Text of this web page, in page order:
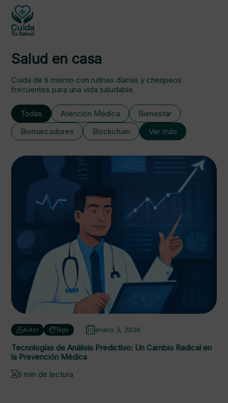
Salud en casa
Cuida de ti mismo con rutinas diarias y chequeos
frecuentes para una vida saludable.
Todas Atención Médica
Bienestar
Biomarcadores
Blockchain Ver más
Autor Tags enero 3, 2026
Tecnologías de Análisis Predictivo: Un Cambio Radical en
la Prevención Médica
8 min de lectura